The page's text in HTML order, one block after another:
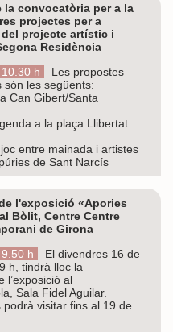
la convocatòria per a la
projectes per a
del projecte artístic i
Residència
h
Les propostes
són les següents:
Can Gibert/Santa
a la plaça Llibertat
entre mainada i artistes
de Sant Narcís
l'exposició «Apories
Bòlit, Centre Centre
de Girona
h
El divendres 16 de
h, tindrà lloc la
l’exposició al
Sala Fidel Aguilar.
podrà visitar fins al 19 de